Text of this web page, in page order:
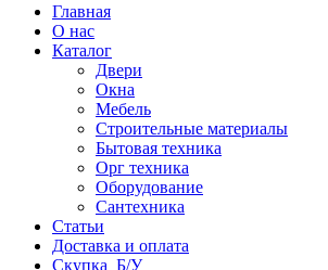
Главная
О нас
Каталог
Двери
Окна
Мебель
Строительные материалы
Бытовая техника
Орг техника
Оборудование
Сантехника
Статьи
Доставка и оплата
Скупка Б/У